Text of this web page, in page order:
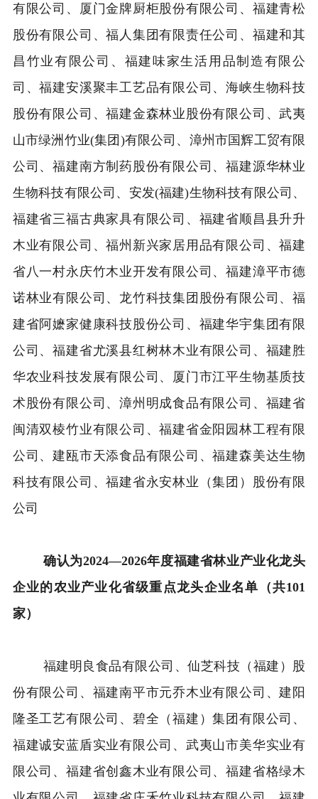
有限公司、厦门金牌厨柜股份有限公司、福建青松
股份有限公司、福人集团有限责任公司、福建和其
昌竹业有限公司、福建味家生活用品制造有限公
司、福建安溪聚丰工艺品有限公司、海峡生物科技
股份有限公司、福建金森林业股份有限公司、武夷
山市绿洲竹业(集团)有限公司、漳州市国辉工贸有限
公司、福建南方制药股份有限公司、福建源华林业
生物科技有限公司、安发(福建)生物科技有限公司、
福建省三福古典家具有限公司、福建省顺昌县升升
木业有限公司、福州新兴家居用品有限公司、福建
省八一村永庆竹木业开发有限公司、福建漳平市德
诺林业有限公司、龙竹科技集团股份有限公司、福
建省阿嬷家健康科技股份公司、福建华宇集团有限
公司、福建省尤溪县红树林木业有限公司、福建胜
华农业科技发展有限公司、厦门市江平生物基质技
术股份有限公司、漳州明成食品有限公司、福建省
闽清双棱竹业有限公司、福建省金阳园林工程有限
公司、建瓯市天添食品有限公司、福建森美达生物
科技有限公司、福建省永安林业（集团）股份有限
公司
确认为2024—2026年度福建省林业产业化龙头
企业的农业产业化省级重点龙头企业名单（共101
家）
福建明良食品有限公司、仙芝科技（福建）股
份有限公司、福建南平市元乔木业有限公司、建阳
隆圣工艺有限公司、碧全（福建）集团有限公司、
福建诚安蓝盾实业有限公司、武夷山市美华实业有
限公司、福建省创鑫木业有限公司、福建省格绿木